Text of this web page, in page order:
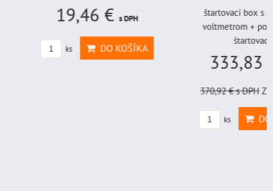
19,46 € s DPH
ks DO KOŠÍKA
štartovací box s
voltmetrom + power
štartovací...
333,83 €
370,92 €s DPH Zľava
ks DO